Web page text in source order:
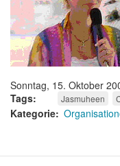
Sonntag, 15. Oktober
Tags
Jasmuheen
Kategorie